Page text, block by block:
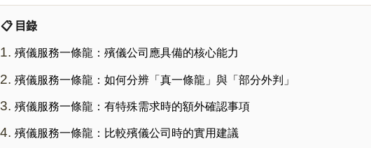
📋 目錄
殯儀服務一條龍：殯儀公司應具備的核心能力
殯儀服務一條龍：如何分辨「真一條龍」與「部分外判」
殯儀服務一條龍：有特殊需求時的額外確認事項
殯儀服務一條龍：比較殯儀公司時的實用建議